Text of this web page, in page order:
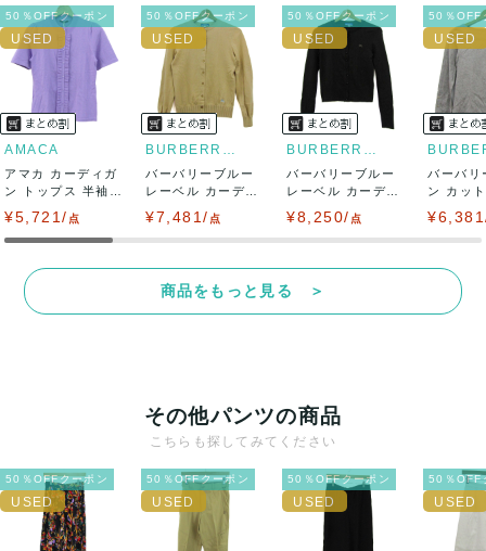
ましたら、レビュー記載前に必ずコメント欄よりご連絡お願
い致します。対応できることがあれば、誠意をもって対応致
します。
また並行輸入品もございますので、真贋方法などお答えでき
ない場合もございます。
万が一、購入後に偽造品等が発覚しましたら、返品・返金に
決済方法
送料：¥1,650 (見込み)
送料表を確認する
出荷目安：5営業日以内
出荷予定日：なるべく最短で発送致します。
兵庫県から出荷
50％OFFクーポン
AMACA
アマカ カーディガ
ン トップス 半袖
¥5,721/ 点
50％OFFクーポン
BURBERRY BLUE LABEL
バーバリーブルー
レーベル カーディ
¥7,481/ 点
50％OFFクーポン
BURBERRY BLUE LABEL
バーバリーブルー
レーベル カーディ
¥8,250/ 点
50％OFF
バーバリ
ン カッ
商品をもっと見る ＞
その他パンツの商品
こちらも探してみてください
50％OFFクーポン 50％OFFクーポン 50％OFFクーポン 50％OFF